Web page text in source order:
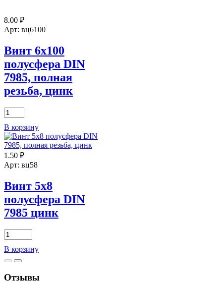
8.00 ₽
Арт: вц6100
Винт 6х100
полусфера DIN
7985, полная
резьба, цинк
Количество
товара
Винт
6х100
полусфера
DIN
7985,
резьба,
цинк
В корзину
1.50 ₽
Арт: вц58
Винт 5х8
полусфера DIN
7985 цинк
Количество
товара
Винт
5х8
DIN
В корзину
Отзывы